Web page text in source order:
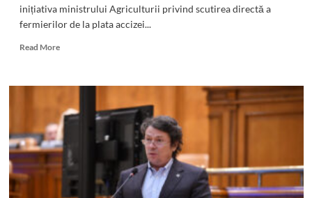
inițiativa ministrului Agriculturii privind scutirea directă a
fermierilor de la plata accizei...
Read MoreRead
Comunicat
presă:
PSD
solicită
premierului
să
mai